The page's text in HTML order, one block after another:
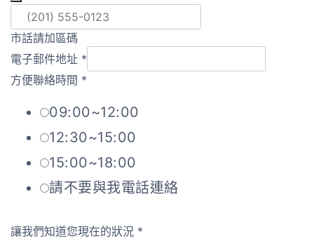
市話請加區碼
電子郵件地址 *
方便聯絡時間 *
09:00~12:00
12:30~15:00
15:00~18:00
請不要與我電話連絡
讓我們知道您現在的狀況 *